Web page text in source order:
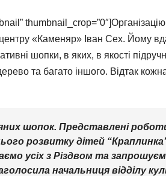
thumbnail_crop=”0″]Організацію
«Каменяр» Іван Сех. Йому
шопки, в яких, в якості
та багато іншого. Відтак
шопок. Представлені
розвитку дітей
усіх з Різдвом та
начальниця відділу